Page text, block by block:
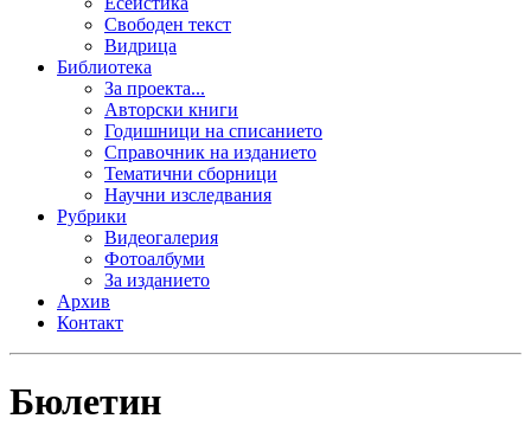
Свободен текст
Видрица
Библиотека
За проекта...
Авторски книги
Годишници на списанието
Справочник на изданието
Тематични сборници
Научни изследвания
Рубрики
Видеогалерия
Фотоалбуми
За изданието
Архив
Контакт
Бюлетин